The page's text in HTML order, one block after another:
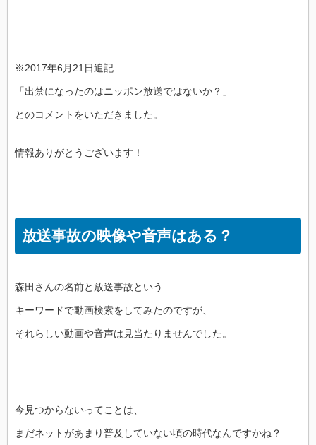
※2017年6月21日追記
「出禁になったのはニッポン放送ではないか？」
とのコメントをいただきました。
情報ありがとうございます！
放送事故の映像や音声はある？
森田さんの名前と放送事故という
キーワードで動画検索をしてみたのですが、
それらしい動画や音声は見当たりませんでした。
今見つからないってことは、
まだネットがあまり普及していない頃の時代なんですかね？